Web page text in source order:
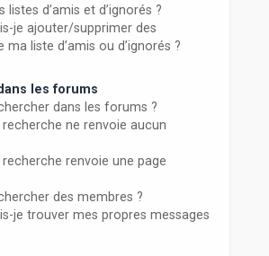
listes d’amis et d’ignorés ?
je ajouter/supprimer des
ma liste d’amis ou d’ignorés ?
les forums
dans les forums ?
ne renvoie aucun
renvoie une page
des membres ?
je trouver mes propres messages